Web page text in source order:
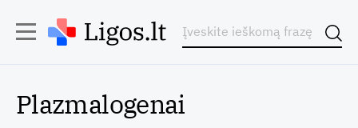
Plazmalogenai